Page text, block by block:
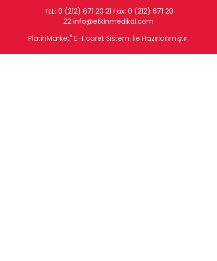
TEL: 0 (212) 671 20 21 Fax: 0 (212) 671 20
22 info@etkinmedikal.com
PlatinMarket® E-Ticaret Sistemi İle Hazırlanmıştır.